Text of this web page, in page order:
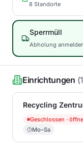
8 Standorte
Sperrmüll
Abholung
Einrichtungen (1
Recycling
Geschlossen ·
Mo–Sa